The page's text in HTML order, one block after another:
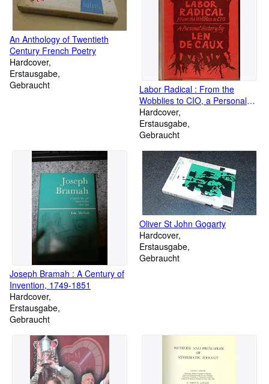
An Anthology of Twentieth
Century French Poetry
Hardcover
Erstausgabe
Gebraucht
Labor Radical : From the
Wobblies to CIO, a Personal
History
Hardcover
Erstausgabe
Gebraucht
Joseph Bramah : A Century of
Invention, 1749-1851
Hardcover
Erstausgabe
Gebraucht
Oliver St John Gogarty
Hardcover
Erstausgabe
Gebraucht